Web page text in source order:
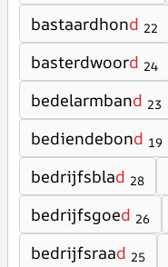
bastaardhond 22
basterdwoord 24
bedelarmband 23
bediendebond 19
bedrijfsblad 28
bedrijfsgoed 26
bedrijfsraad 25